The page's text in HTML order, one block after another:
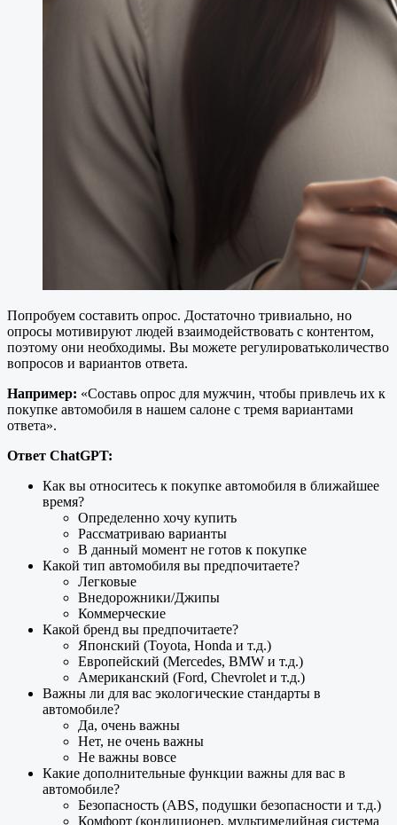
Попробуем составить опрос. Достаточно тривиально, но
опросы мотивируют людей взаимодействовать с контентом,
поэтому они необходимы. Вы можете регулироватьколичество
вопросов и вариантов ответа.
Например: «Составь опрос для мужчин, чтобы привлечь их к
покупке автомобиля в нашем салоне с тремя вариантами
ответа».
Ответ ChatGPT:
Как вы относитесь к покупке автомобиля в ближайшее
время?
Определенно хочу купить
Рассматриваю варианты
В данный момент не готов к покупке
Какой тип автомобиля вы предпочитаете?
Легковые
Внедорожники/Джипы
Коммерческие
Какой бренд вы предпочитаете?
Японский (Toyota, Honda и т.д.)
Европейский (Mercedes, BMW и т.д.)
Американский (Ford, Chevrolet и т.д.)
Важны ли для вас экологические стандарты в
автомобиле?
Да, очень важны
Нет, не очень важны
Не важны вовсе
Какие дополнительные функции важны для вас в
автомобиле?
Безопасность (ABS, подушки безопасности и т.д.)
Комфорт (кондиционер, мультимедийная система